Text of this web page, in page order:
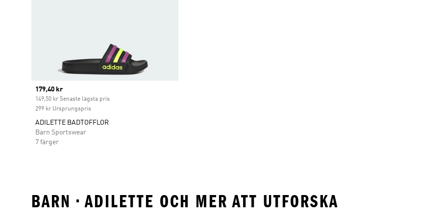
Current price
179,40 kr
149,50 kr Senaste lägsta pris
299 kr Ursprungspris
ADILETTE BADTOFFLOR
Barn Sportswear
7 färger
BARN • ADILETTE OCH MER ATT UTFORSKA